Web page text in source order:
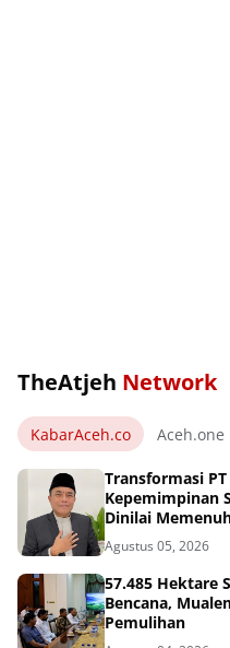
TheAtjeh Network
KabarAceh.co Aceh.one
Transformasi
Kepemimpinan
Dinilai
Agustus 05, 2026
57.485 Hektare
Bencana,
Pemulihan